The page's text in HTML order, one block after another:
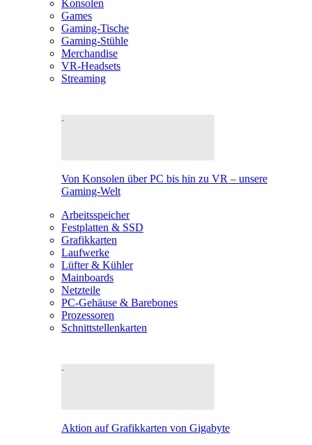
Konsolen
Games
Gaming-Tische
Gaming-Stühle
Merchandise
VR-Headsets
Streaming
Von Konsolen über PC bis hin zu VR – unsere
Gaming-Welt
Arbeitsspeicher
Festplatten & SSD
Grafikkarten
Laufwerke
Lüfter & Kühler
Mainboards
Netzteile
PC-Gehäuse & Barebones
Prozessoren
Schnittstellenkarten
Aktion auf Grafikkarten von Gigabyte